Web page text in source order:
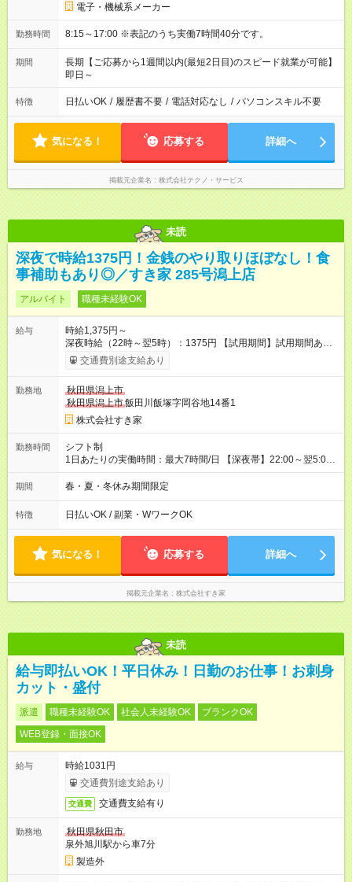
電子・機械系メーカー
勤務時間 8:15～17:00 ※表記のうち実働7時間40分です。
期間
長期【ご応募から1週間以内(最短2日目)のスピード就業が可能】
即日～
特徴 日払いOK / 履歴書不要 / 電話対応なし / パソコンスキル不要
気になる！ 応募する 詳細へ
掲載元企業名 株式会社テクノ・サービス
未読
深夜で時給1375円！金銭のやり取りほぼなし！食
事補助もあり◎／すき家 285号潟上店
アルバイト 職種未経験OK
給与
時給1,375円～
深夜時給（22時～翌5時）：1375円 【試用期間】試用期間あり
試用期間の長さ：1ヶ月 雇用形態、給与は本採用時と同じです。
試用期間の実態は30日（※条件変更なし）ですが、切り上げで
同時給）
交通費別途支給あり
勤務地
秋田県潟上市
秋田県潟上市飯田川飯塚字岡谷地14番1
株式会社すき家
勤務時間
シフト制
1日あたりの実働時間：最大7時間/日 【深夜帯】22:00～翌5:00
週2日～・1日2h～OK◎ ※22:00から翌5:00までは18歳以上の方
のみ勤務可能です（18歳未満の深夜業務禁止のため） ★深夜で
す。 必ず、2名以上での勤務を行いますので、安心して働けま
す。
期間 春・夏・冬休み期間限定
特徴 日払いOK / 副業・WワークOK
気になる！ 応募する 詳細へ
掲載元企業名 株式会社すき家
未読
給与即払いOK！平日休み！日勤のお仕事！お刺身
カット・盛付
派遣 職種未経験OK 社会人未経験OK
ブランクOK
WEB登録・面接OK
給与
時給1031円
交通費別途支給あり
交通費 交通費支給有り
勤務地
秋田県秋田市
泉外旭川駅から車7分
製造外